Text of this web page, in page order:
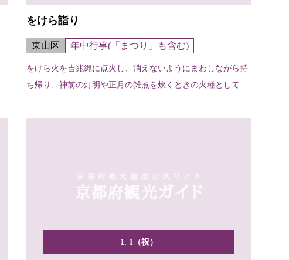
をけら詣り
東山区 年中行事(「まつり」も含む)
をけら火を吉兆縄に点火し、消えないようにまわしながら持
ち帰り、神前の灯明や正月の雑煮を炊くときの火種として使
1. 1（祝）